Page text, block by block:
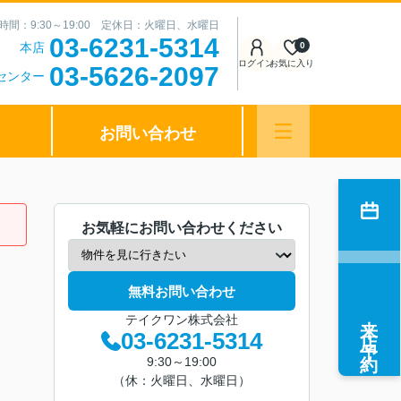
間：9:30～19:00 定休日：火曜日、水曜日
本店 03-6231-5314
ンター 03-5626-2097 ログインお気に入り
0
お問い合わせ
お気軽にお問い合わせください
無料お問い合わせ
テイクワン株式会社
03-6231-5314
9:30～19:00
（休：火曜日、水曜日）
来店予約